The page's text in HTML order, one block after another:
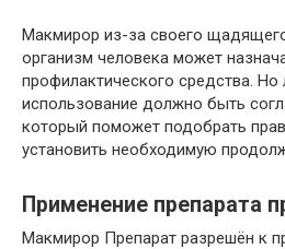
Макмирор из-за своего
организм человека может
профилактического средства.
использование должно быть
который поможет подобрать
установить необходимую
Применение препарата
Макмирор Препарат разрешён к